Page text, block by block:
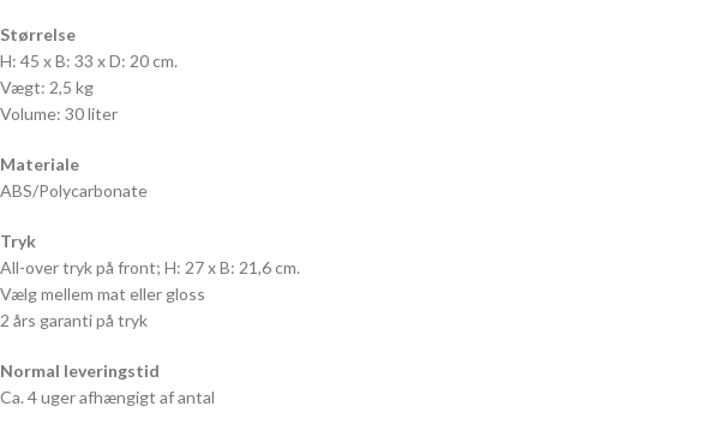
Størrelse
H: 45 x B: 33 x D: 20 cm.
Vægt: 2,5 kg
Volume: 30 liter
Materiale
ABS/Polycarbonate
Tryk
All-over tryk på front; H: 27 x B: 21,6 cm.
Vælg mellem mat eller gloss
2 års garanti på tryk
Normal leveringstid
Ca. 4 uger afhængigt af antal